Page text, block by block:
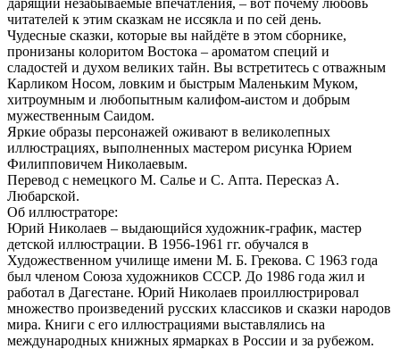
дарящий незабываемые впечатления, – вот почему любовь
читателей к этим сказкам не иссякла и по сей день.
Чудесные сказки, которые вы найдёте в этом сборнике,
пронизаны колоритом Востока – ароматом специй и
сладостей и духом великих тайн. Вы встретитесь с отважным
Карликом Носом, ловким и быстрым Маленьким Муком,
хитроумным и любопытным калифом-аистом и добрым
мужественным Саидом.
Яркие образы персонажей оживают в великолепных
иллюстрациях, выполненных мастером рисунка Юрием
Филипповичем Николаевым.
Перевод с немецкого М. Салье и С. Апта. Пересказ А.
Любарской.
Об иллюстраторе:
Юрий Николаев – выдающийся художник-график, мастер
детской иллюстрации. В 1956-1961 гг. обучался в
Художественном училище имени М. Б. Грекова. С 1963 года
был членом Союза художников СССР. До 1986 года жил и
работал в Дагестане. Юрий Николаев проиллюстрировал
множество произведений русских классиков и сказки народов
мира. Книги с его иллюстрациями выставлялись на
международных книжных ярмарках в России и за рубежом.